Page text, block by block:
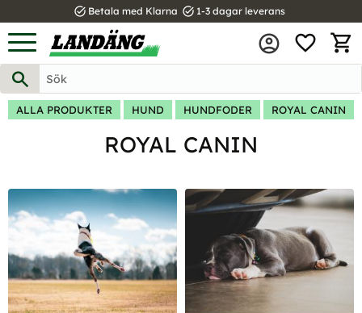
Meny
task_alt Betala med Klarna task_alt 1-3 dagar leverans
ALLA PRODUKTER HUND HUNDFODER ROYAL CANIN
ROYAL CANIN